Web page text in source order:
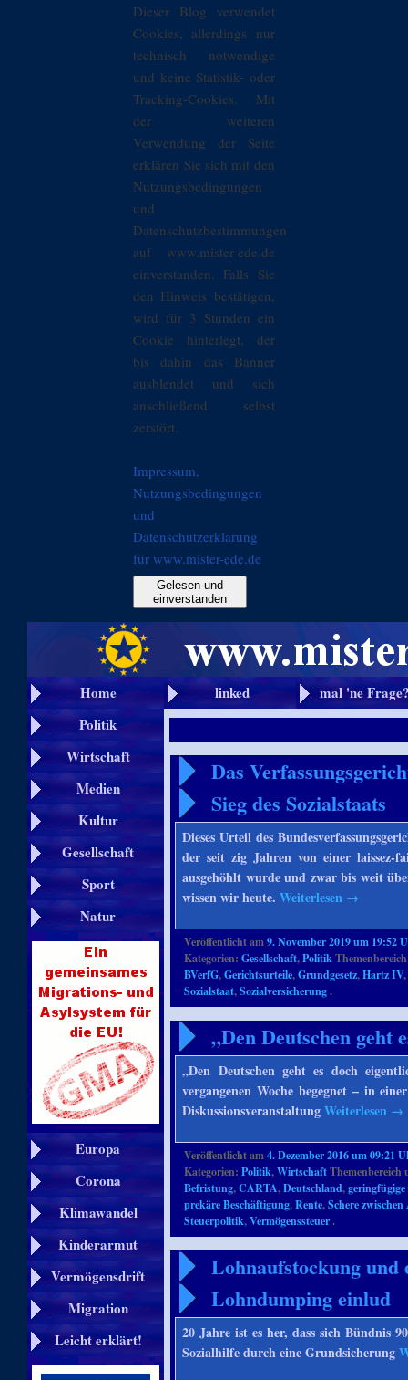
Dieser Blog verwendet
Cookies, allerdings nur
technisch notwendige
und keine Statistik- oder
Tracking-Cookies. Mit
der weiteren
Verwendung der Seite
erklären Sie sich mit den
Nutzungsbedingungen
und
Datenschutzbestimmungen
auf www.mister-ede.de
einverstanden. Falls Sie
den Hinweis bestätigen,
wird für 3 Stunden ein
Cookie hinterlegt, der
bis dahin das Banner
ausblendet und sich
anschließend selbst
zerstört.
Impressum,
Nutzungsbedingungen
und
Datenschutzerklärung
für www.mister-ede.de
Gelesen und
einverstanden
Home linked
mal 'ne
Politik
Wirtschaft
Medien
Kultur
Gesellschaft
Sport
Natur
Europa
Corona
Klimawandel
Kinderarmut
Vermögensdrift
Migration
Leicht erklärt!
Das
Sieg des Sozialstaats
Dieses Urteil des
der seit zig Jahren von einer laissez-
ausgehöhlt wurde und zwar bis weit
wissen wir heute.Weiterlesen →
Veröffentlicht am9. November 2019 um 19:52
Kategorien:Gesellschaft,Politik
BVerfG,Gerichtsurteile,Grundgesetz,Hartz IV
Sozialstaat,Sozialversicherung.
„Den Deutschen geht
„Den Deutschen geht es doch
vergangenen Woche begegnet – in
DiskussionsveranstaltungWeiterlesen →
Veröffentlicht am4. Dezember 2016 um 09:21
Kategorien:Politik,Wirtschaft
Befristung,CARTA,Deutschland,
prekäre Beschäftigung,Rente,Schere
Steuerpolitik,Vermögenssteuer.
Lohnaufstockung und
Lohndumping einlud
20 Jahre ist es her, dass sich Bündnis
Sozialhilfe durch eine Grundsicherung